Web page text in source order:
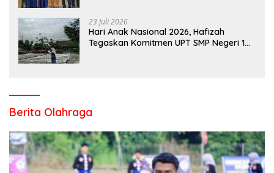
23 Juli 2026
Hari Anak Nasional 2026, Hafizah
Tegaskan Komitmen UPT SMP Negeri 1
Berita Olahraga